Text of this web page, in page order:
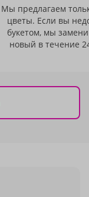
Мы предлагаем
цветы. Если вы
букетом, мы
новый в течение